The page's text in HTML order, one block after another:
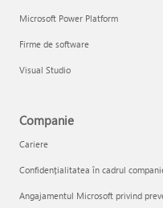
Microsoft Power Platform
Firme de software
Visual Studio
Companie
Cariere
Confidențialitatea în cadrul
Angajamentul Microsoft privind